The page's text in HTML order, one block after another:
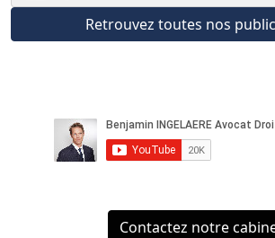
Retrouvez toutes nos
Contactez notre